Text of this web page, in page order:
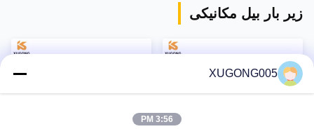
زیر بار بیل مکانیکی
XUGONG005
3:56 PM